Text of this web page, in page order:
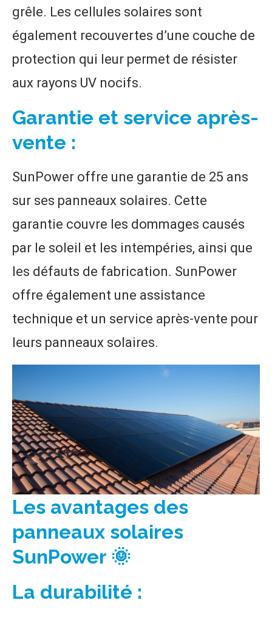
grêle. Les cellules solaires sont
également recouvertes d’une couche de
protection qui leur permet de résister
aux rayons UV nocifs.
Garantie et service après-
vente :
SunPower offre une garantie de 25 ans
sur ses panneaux solaires. Cette
garantie couvre les dommages causés
par le soleil et les intempéries, ainsi que
les défauts de fabrication. SunPower
offre également une assistance
technique et un service après-vente pour
leurs panneaux solaires.
Les avantages des
panneaux solaires
SunPower 🌞
La durabilité :